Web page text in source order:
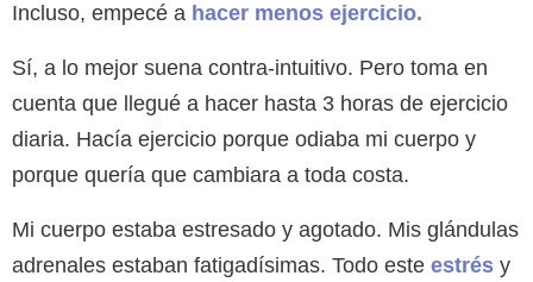
Incluso, empecé a hacer menos ejercicio.
Sí, a lo mejor suena contra-intuitivo. Pero toma en
cuenta que llegué a hacer hasta 3 horas de ejercicio
diaria. Hacía ejercicio porque odiaba mi cuerpo y
porque quería que cambiara a toda costa.
Mi cuerpo estaba estresado y agotado. Mis glándulas
adrenales estaban fatigadísimas. Todo este estrés y